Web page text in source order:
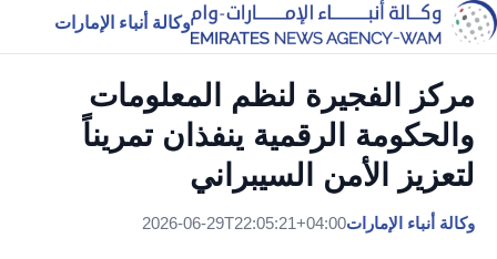
وكالة أنباء الإمارات
مركز الفجيرة لنظم المعلومات
والحكومة الرقمية ينفذان تمريناً
لتعزيز الأمن السيبراني
وكالة أنباء الإمارات2026-06-29T22:05:21+04:00